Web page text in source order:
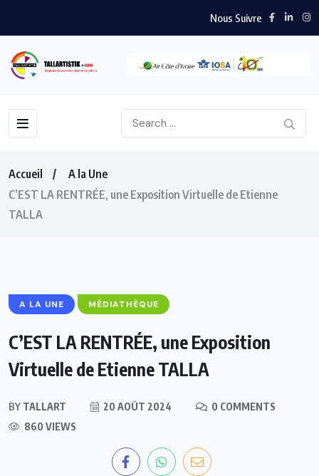
Nous Suivre
Accueil
A la Une
C’EST LA RENTRÉE, une Exposition Virtuelle de Etienne
TALLA
A LA UNE MÉDIATHÈQUE
C’EST LA RENTRÉE, une Exposition
Virtuelle de Etienne TALLA
BY TALLART 20 AOÛT 2024
0 COMMENTS
860 VIEWS